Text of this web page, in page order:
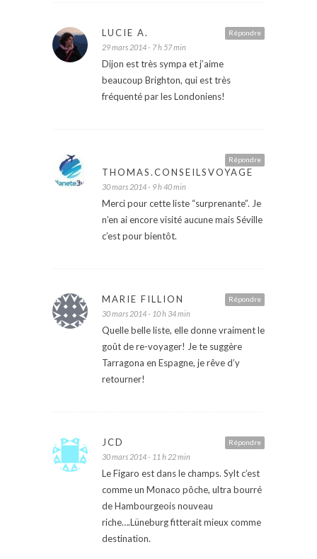
Répondre
LUCIE A.
29 mars 2014 - 7 h 57 min
Dijon est très sympa et j’aime
beaucoup Brighton, qui est très
fréquenté par les Londoniens!
Répondre
THOMAS.CONSEILSVOYAGE
30 mars 2014 - 9 h 40 min
Merci pour cette liste “surprenante”. Je
n’en ai encore visité aucune mais Séville
c’est pour bientôt.
Répondre
MARIE FILLION
30 mars 2014 - 10 h 34 min
Quelle belle liste, elle donne vraiment le
goût de re-voyager! Je te suggère
Tarragona en Espagne, je rêve d’y
retourner!
Répondre
JCD
30 mars 2014 - 11 h 22 min
Le Figaro est dans le champs. Sylt c’est
comme un Monaco pôche, ultra bourré
de Hambourgeois nouveau
riche….Lüneburg fitterait mieux comme
destination.